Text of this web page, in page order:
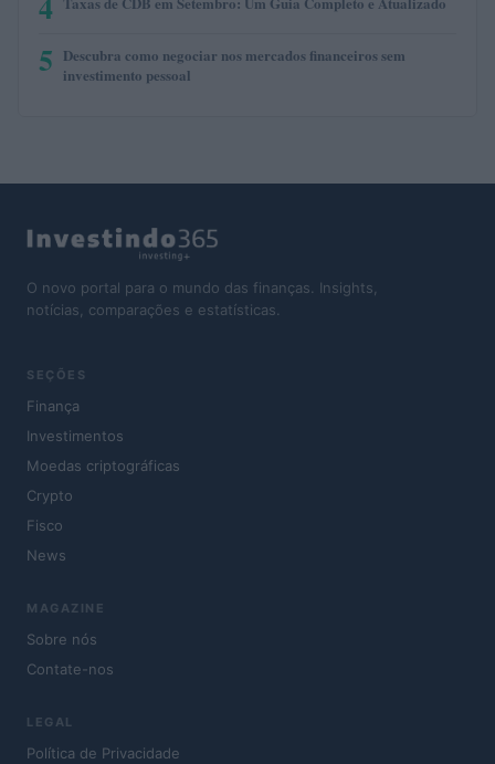
5 Descubra como negociar nos mercados financeiros sem
investimento pessoal
O novo portal para o mundo das finanças. Insights,
notícias, comparações e estatísticas.
SEÇÕES
Finança
Investimentos
Moedas criptográficas
Crypto
Fisco
News
MAGAZINE
Sobre nós
Contate-nos
LEGAL
Política de Privacidade